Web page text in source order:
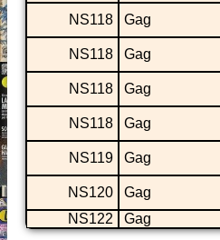
NS118 Gag
NS118 Gag
NS118 Gag
NS118 Gag
NS119 Gag
NS120 Gag
NS122
Gag